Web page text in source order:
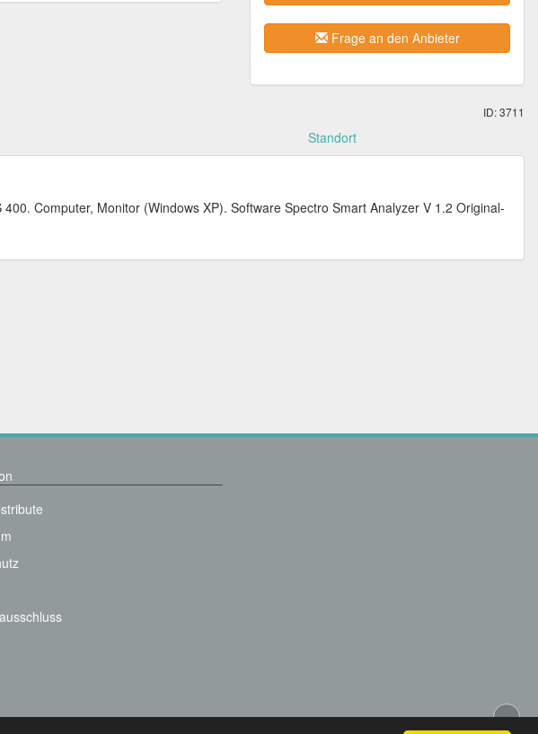
Frage an den Anbieter
ID: 3711
Standort
Computer, Monitor (Windows XP). Software Spectro Smart Analyzer V 1.2 Original-